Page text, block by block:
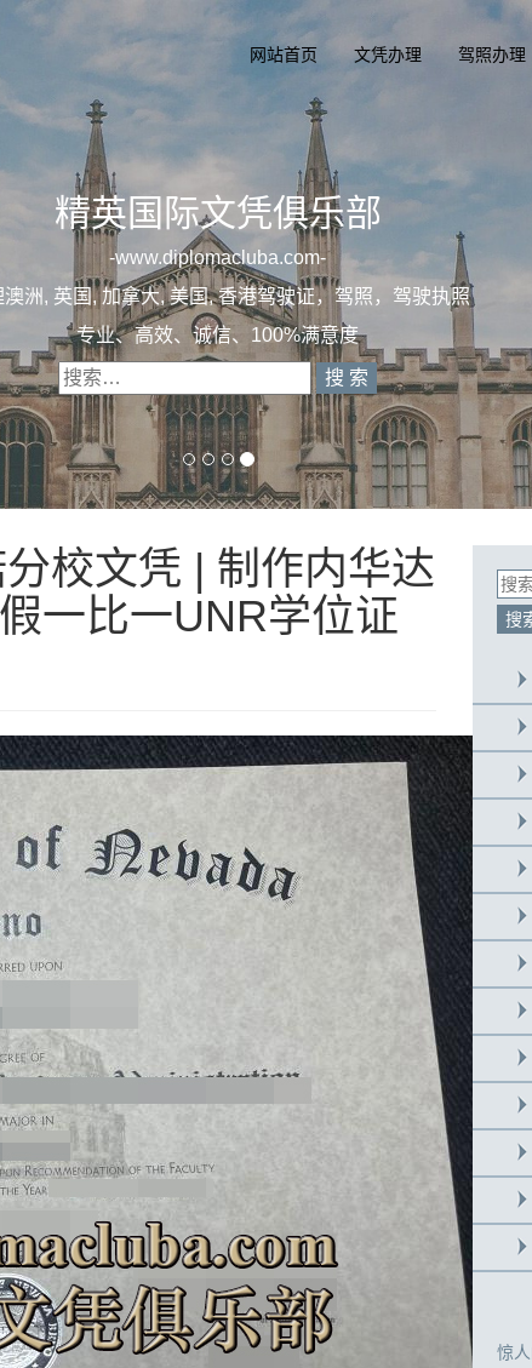
网站首页 文凭办理 驾照办理
精英国际文凭
一
办理澳洲, 英国, 加拿大, 美国, 香港驾驶
专业定制澳洲、英国、加拿大、
校文凭 | 制作内华达
一比一UNR学位证
惊